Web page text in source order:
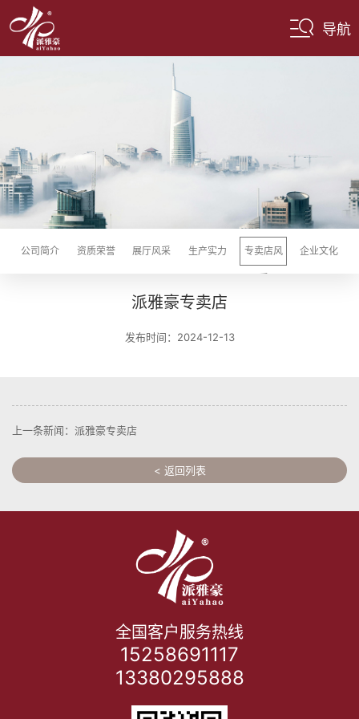
导航
公司简介 资质荣誉 展厅风采 生产实力 专卖店风 企业文化
派雅豪专卖店
发布时间：2024-12-13
上一条新闻：派雅豪专卖店
< 返回列表
全国客户服务热线
15258691117
13380295888